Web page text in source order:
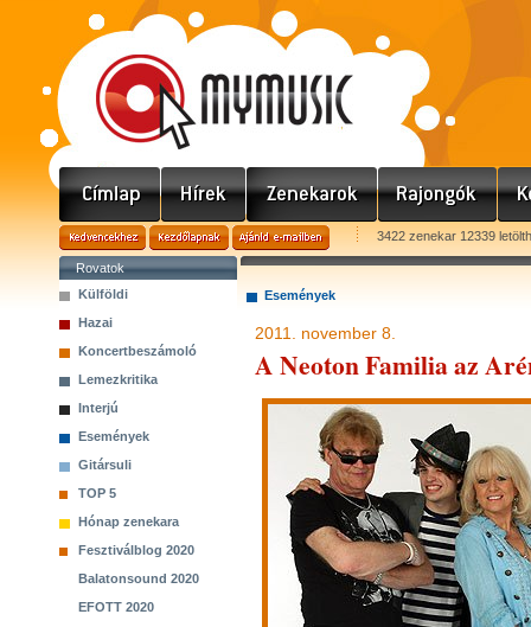
3422 zenekar 12339
Rovatok
Külföldi
Hazai
Koncertbeszámoló
Lemezkritika
Interjú
Események
Gitársuli
TOP 5
Hónap zenekara
Fesztiválblog 2020
Balatonsound 2020
EFOTT 2020
Események
2011. november 8.
A Neoton Familia az